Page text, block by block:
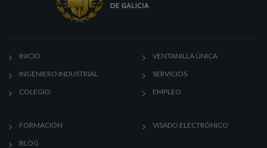
INICIO
INGENIERO INDUSTRIAL
COLEGIO
VENTANILLA ÚNICA
SERVICIOS
EMPLEO
FORMACIÓN
BLOG
VISADO ELECTRÓNICO